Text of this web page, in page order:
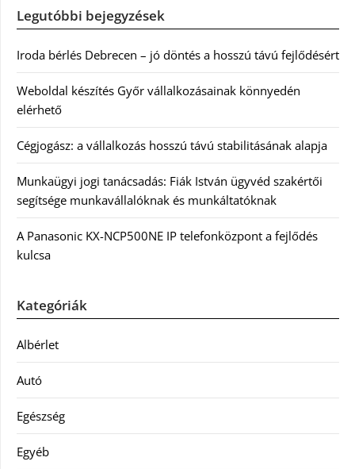
Legutóbbi bejegyzések
Iroda bérlés Debrecen – jó döntés a hosszú távú fejlődésért
Weboldal készítés Győr vállalkozásainak könnyedén
elérhető
Cégjogász: a vállalkozás hosszú távú stabilitásának alapja
Munkaügyi jogi tanácsadás: Fiák István ügyvéd szakértői
segítsége munkavállalóknak és munkáltatóknak
A Panasonic KX-NCP500NE IP telefonközpont a fejlődés
kulcsa
Kategóriák
Albérlet
Autó
Egészség
Egyéb